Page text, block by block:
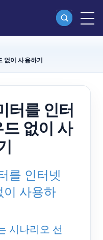
(WEM3080T)
(WEM3046T)
(WEM3050T)
없이 사용하기
터를 인터
없이 사
를 인터넷
이 사용하
시나리오 선